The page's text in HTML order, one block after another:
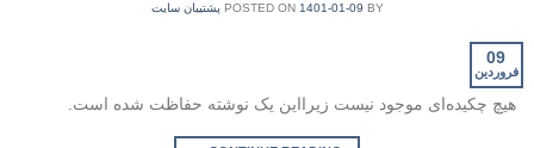
POSTED ON 1401-01-09 BY پشتیبان سایت
09
فروردین
هیچ چکیده‌ای موجود نیست زیرا‌این یک نوشته حفاظت شده است.